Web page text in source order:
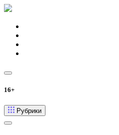
16+
Рубрики